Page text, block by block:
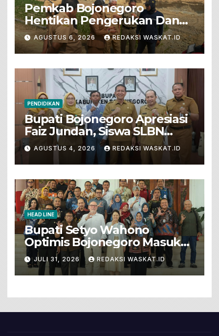
Pemkab Bojonegoro
Hentikan Pengerukan Dan
Penjualan Tanah Dari Lahan
Pertanian
AGUSTUS 6, 2026 REDAKSI WASKAT.ID
PENDIDIKAN
Bupati Bojonegoro Apresiasi
Faiz Jundan, Siswa SLBN
Gunungsari Baureno Masuk
LKS Diksus Tingkat Nasional
AGUSTUS 4, 2026 REDAKSI WASKAT.ID
HEAD LINE
Bupati Setyo Wahono
Optimis Bojonegoro Masuk
Unesco Global Geopark
JULI 31, 2026 REDAKSI WASKAT.ID